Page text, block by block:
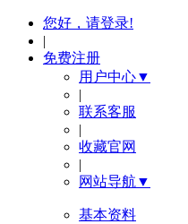
您好，请登录!
|
免费注册
用户中心▼
|
联系客服
|
收藏官网
|
网站导航▼
基本资料